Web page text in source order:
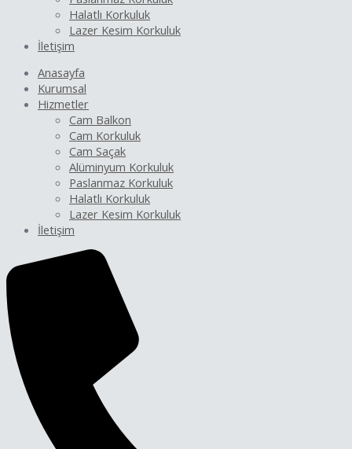
Halatlı Korkuluk
Lazer Kesim Korkuluk
İletişim
Anasayfa
Kurumsal
Hizmetler
Cam Balkon
Cam Korkuluk
Cam Saçak
Alüminyum Korkuluk
Paslanmaz Korkuluk
Halatlı Korkuluk
Lazer Kesim Korkuluk
İletişim